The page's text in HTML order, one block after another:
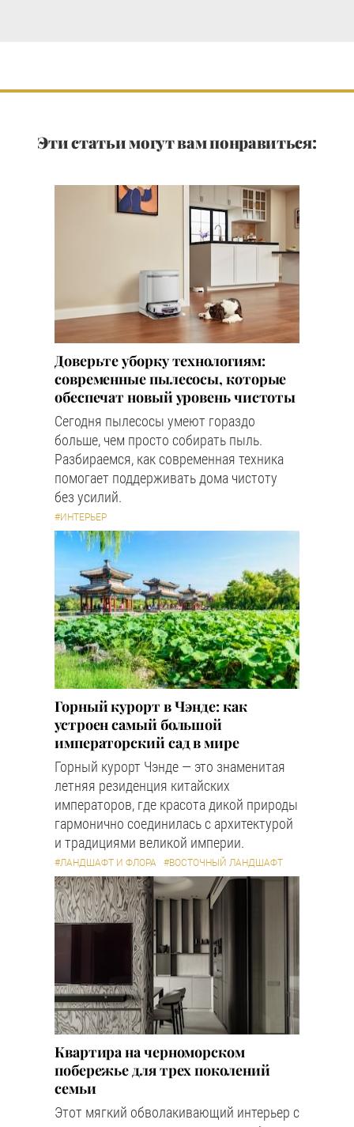
Эти статьи могут вам понравиться:
Доверьте уборку технологиям:
современные пылесосы, которые
обеспечат новый уровень чистоты
Сегодня пылесосы умеют гораздо
больше, чем просто собирать пыль.
Разбираемся, как современная техника
помогает поддерживать дома чистоту
без усилий.
#ИНТЕРЬЕР
Горный курорт в Чэнде: как
устроен самый большой
императорский сад в мире
Горный курорт Чэнде — это знаменитая
летняя резиденция китайских
императоров, где красота дикой природы
гармонично соединилась с архитектурой
и традициями великой империи.
#ЛАНДШАФТ И ФЛОРА #ВОСТОЧНЫЙ ЛАНДШАФТ
Квартира на черноморском
побережье для трех поколений
семьи
Этот мягкий обволакивающий интерьер с